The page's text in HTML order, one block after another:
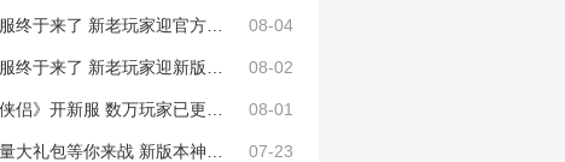
08-04
08-02
08-01
07-23